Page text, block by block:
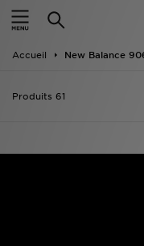
Accueil New Balance
Produits 61
Accueil
Homme